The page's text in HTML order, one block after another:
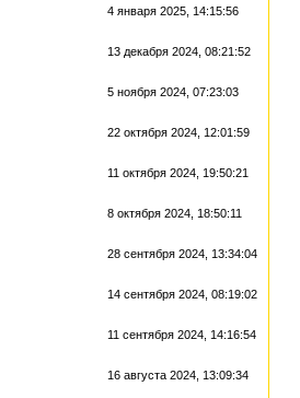
4 января 2025, 14:15:56
13 декабря 2024, 08:21:52
5 ноября 2024, 07:23:03
22 октября 2024, 12:01:59
11 октября 2024, 19:50:21
8 октября 2024, 18:50:11
28 сентября 2024, 13:34:04
14 сентября 2024, 08:19:02
11 сентября 2024, 14:16:54
16 августа 2024, 13:09:34